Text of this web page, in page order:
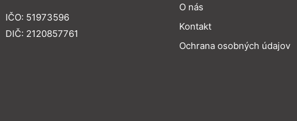
IČO: 51973596
DIČ: 2120857761
O nás
Kontakt
Ochrana osobných údajov